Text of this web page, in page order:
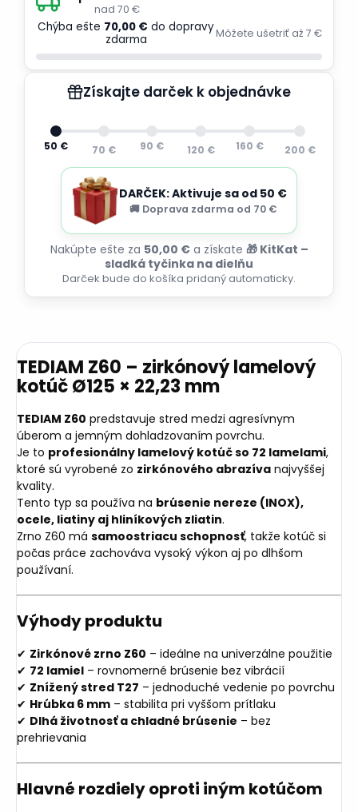
nad 70 €
Chýba ešte 70,00 € do dopravy
zdarma
Môžete ušetriť až 7 €
Získajte darček k objednávke
50 € 70 € 90 € 120 € 160 € 200 €
DARČEK: Aktivuje sa od 50 €
🚚 Doprava zdarma od 70 €
Nakúpte ešte za 50,00 €a získate 🎁 KitKat –
sladká tyčinka na dielňu
Darček bude do košíka pridaný automaticky.
TEDIAM Z60 – zirkónový lamelový
kotúč Ø125 × 22,23 mm
TEDIAM Z60 predstavuje stred medzi agresívnym
úberom a jemným dohladzovaním povrchu.
Je to profesionálny lamelový kotúč so 72 lamelami,
ktoré sú vyrobené zo zirkónového abrazíva najvyššej
kvality.
Tento typ sa používa na brúsenie nereze (INOX),
ocele, liatiny aj hliníkových zliatin.
Zrno Z60 má samoostriacu schopnosť, takže kotúč si
počas práce zachováva vysoký výkon aj po dlhšom
používaní.
Výhody produktu
✔ Zirkónové zrno Z60 – ideálne na univerzálne použitie
✔ 72 lamiel – rovnomerné brúsenie bez vibrácií
✔ Znížený stred T27 – jednoduché vedenie po povrchu
✔ Hrúbka 6 mm – stabilita pri vyššom prítlaku
✔ Dlhá životnosť a chladné brúsenie – bez
prehrievania
Hlavné rozdiely oproti iným kotúčom